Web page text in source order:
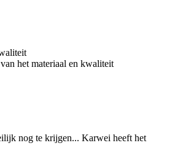
het materiaal en kwaliteit
nog te krijgen... Karwei heeft het